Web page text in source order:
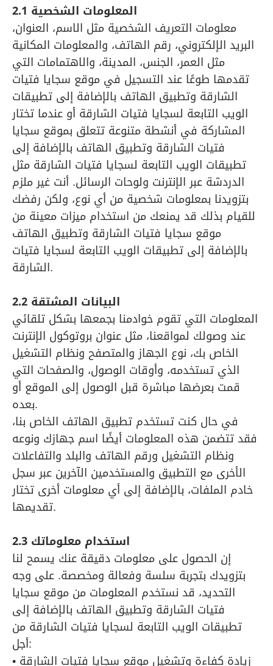
2.1 المعلومات الشخصية
معلومات التعريف الشخصية مثل الاسم، العنوان،
البريد الإلكتروني، رقم الهاتف، والمعلومات المكانية
مثل العمر، الجنس، المدينة، والاهتمامات التي
تقدمها طوعًا عند التسجيل في موقع سجايا فتيات
الشارقة وتطبيق الهاتف بالإضافة إلى تطبيقات
الويب التابعة لسجايا فتيات الشارقة أو عندما تختار
المشاركة في أنشطة متنوعة تتعلق بموقع سجايا
فتيات الشارقة وتطبيق الهاتف بالإضافة إلى
تطبيقات الويب التابعة لسجايا فتيات الشارقة مثل
الدردشة عبر الإنترنت ولوحات الرسائل. أنت غير ملزم
بتزويدنا بمعلومات شخصية من أي نوع، ولكن رفضك
للقيام بذلك قد يمنعك من استخدام ميزات معينة من
موقع سجايا فتيات الشارقة وتطبيق الهاتف
بالإضافة إلى تطبيقات الويب التابعة لسجايا فتيات
الشارقة.
2.2 البيانات المشتقة
المعلومات التي تقوم خوادمنا بجمعها بشكل تلقائي
عند وصولك لمواقعنا، مثل عنوان بروتوكول الإنترنت
الخاص بك، نوع الجهاز والمتصفح ونظام التشغيل
الذي تستخدمه، وأوقات الوصول، والصفحات التي
قمت بعرضها مباشرة قبل الوصول إلى الموقع أو
بعده.
في حال كنت تستخدم تطبيق الهاتف الخاص بنا،
فقد تتضمن هذه المعلومات أيضًا اسم جهازك ونوعه
ونظام التشغيل ورقم الهاتف والبلد والتفاعلات
الأخرى مع التطبيق والمستخدمين الآخرين عبر سجل
خادم الملفات، بالإضافة إلى أي معلومات أخرى تختار
تقديمها.
2.3 استخدام معلوماتك
إن الحصول على معلومات دقيقة عنك يسمح لنا
بتزويدك بتجربة سلسة وفعالة ومخصصة. على وجه
التحديد، قد نستخدم المعلومات من موقع سجايا
فتيات الشارقة وتطبيق الهاتف بالإضافة إلى
تطبيقات الويب التابعة لسجايا فتيات الشارقة من
أجل:
• زيادة كفاءة وتشغيل موقع سجايا فتيات الشارقة